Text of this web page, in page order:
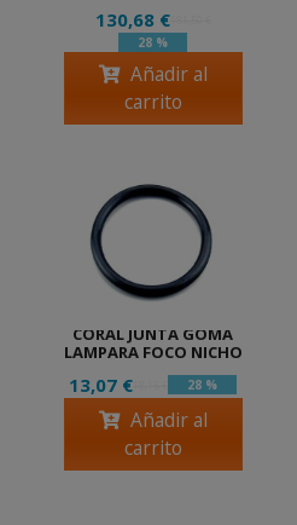
130,68 €181,50 €
28 %
Añadir al
carrito
CORAL JUNTA GOMA
LAMPARA FOCO NICHO
13,07 € 28 %
Añadir al
carrito